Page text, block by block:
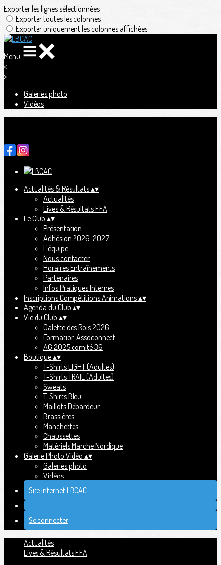
Exporter les lignes sélectionnées
Exporter toutes les colonnes
Exporter uniquement les colonnes affichées
Menu
<
>
Galeries photo
Vidéos
Actualités & Résultats▴▾
Actualités
Lives & Résultats FFA
Le Club ▴▾
Présentation
Adhésion 2026-2027
L'équipe
Nous contacter
Horaires Entraînements
Partenaires
Infos Pratiques Internes
Inscriptions Compétitions Animations▴▾
Agenda du Club ▴▾
Vie du Club ▴▾
Galette des Rois 2026
Formation Assoconnect
AG 2025 comité 36
Boutique▴▾
T-Shirts LIGHT (Adultes)
T-Shirts TRAIL (Adultes)
Sweats
T-Shirts Bleu
Maillots Débardeur
Brassières
Manchettes
Chaussettes
Matériels Marche Nordique
Galerie Photo Vidéo ▴▾
Galeries photo
Vidéos
Site Internet LBCAC
Se connecter
Actualités
Lives & Résultats FFA